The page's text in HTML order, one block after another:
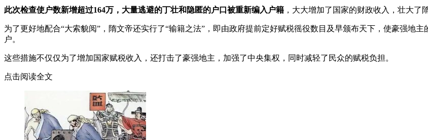
此次检查使户数新增超过164万，大量逃避的丁壮和隐匿的户口被重新编入户籍 ，大大增加了国家的财政收入，壮大了
为了更好地配合“大索貌阅”，隋文帝还实行了“输籍之法”，即由政府提前定好赋税徭役数目及早颁布天下，使豪强地
户。
这些措施不仅仅为了增加国家赋税收入，还打击了豪强地主，加强了中央集权，同时减轻了民众的赋税负担。
点击阅读全文